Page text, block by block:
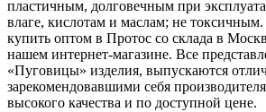
пластичным, долговечным при
влаге, кислотам и маслам; не
купить оптом в Протос со склада в
нашем интернет-магазине. Все
«Пуговицы» изделия, выпускаются
зарекомендовавшими себя
высокого качества и по доступной цене.